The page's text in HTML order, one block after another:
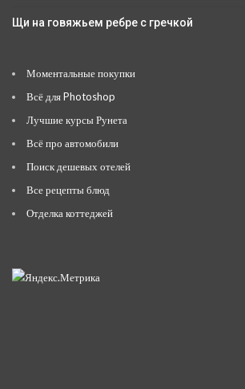
Щи на говяжьем ребре с гречкой
Моментальные покупки
Всё для Photoshop
Лучшие курсы Рунета
Всё про автомобили
Поиск дешевых отелей
Все рецепты блюд
Отделка коттеджей